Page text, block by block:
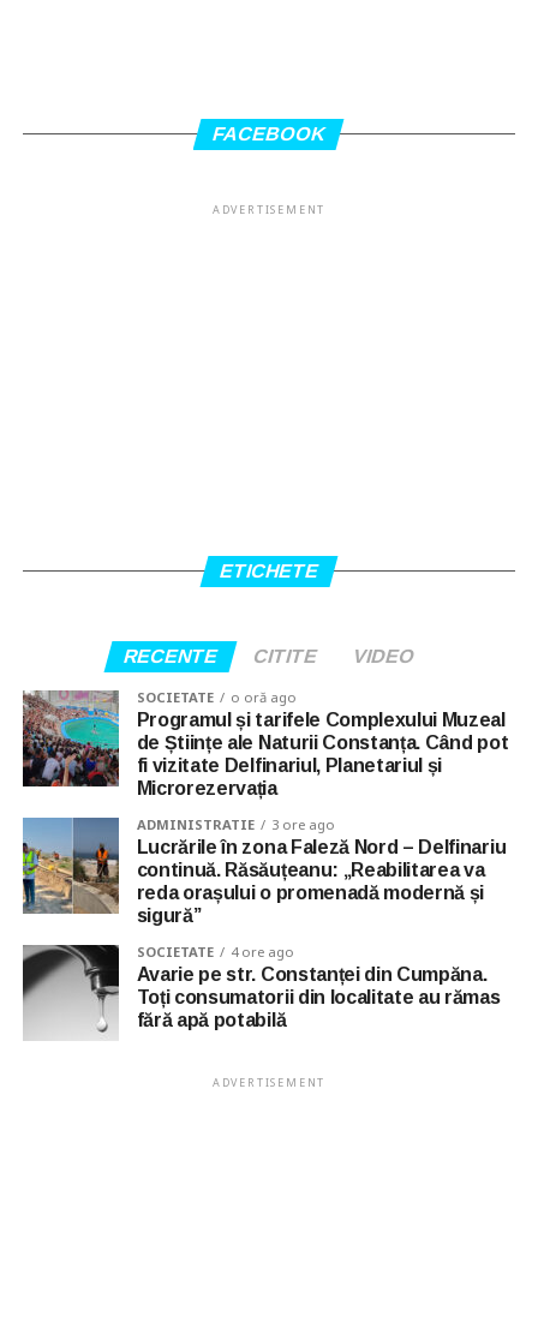
FACEBOOK
ADVERTISEMENT
ETICHETE
RECENTE CITITE VIDEO
SOCIETATE o oră ago
Programul și tarifele Complexului Muzeal
de Științe ale Naturii Constanța. Când pot
fi vizitate Delfinariul, Planetariul și
Microrezervația
ADMINISTRATIE 3 ore ago
Lucrările în zona Faleză Nord – Delfinariu
continuă. Răsăuțeanu: „Reabilitarea va
reda orașului o promenadă modernă și
sigură”
SOCIETATE 4 ore ago
Avarie pe str. Constanței din Cumpăna.
Toți consumatorii din localitate au rămas
fără apă potabilă
ADVERTISEMENT